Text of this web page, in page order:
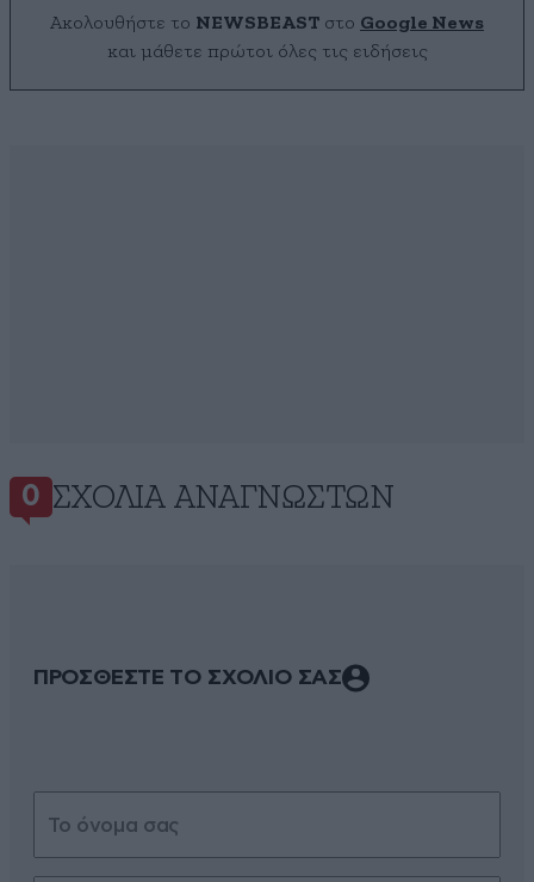
Ακολουθήστε το NEWSBEAST στο Google News
και μάθετε πρώτοι όλες τις ειδήσεις
0 ΣΧΌΛΙΑ ΑΝΑΓΝΩΣΤΏΝ
ΠΡΟΣΘΕΣΤΕ ΤΟ ΣΧΟΛΙΟ ΣΑΣ